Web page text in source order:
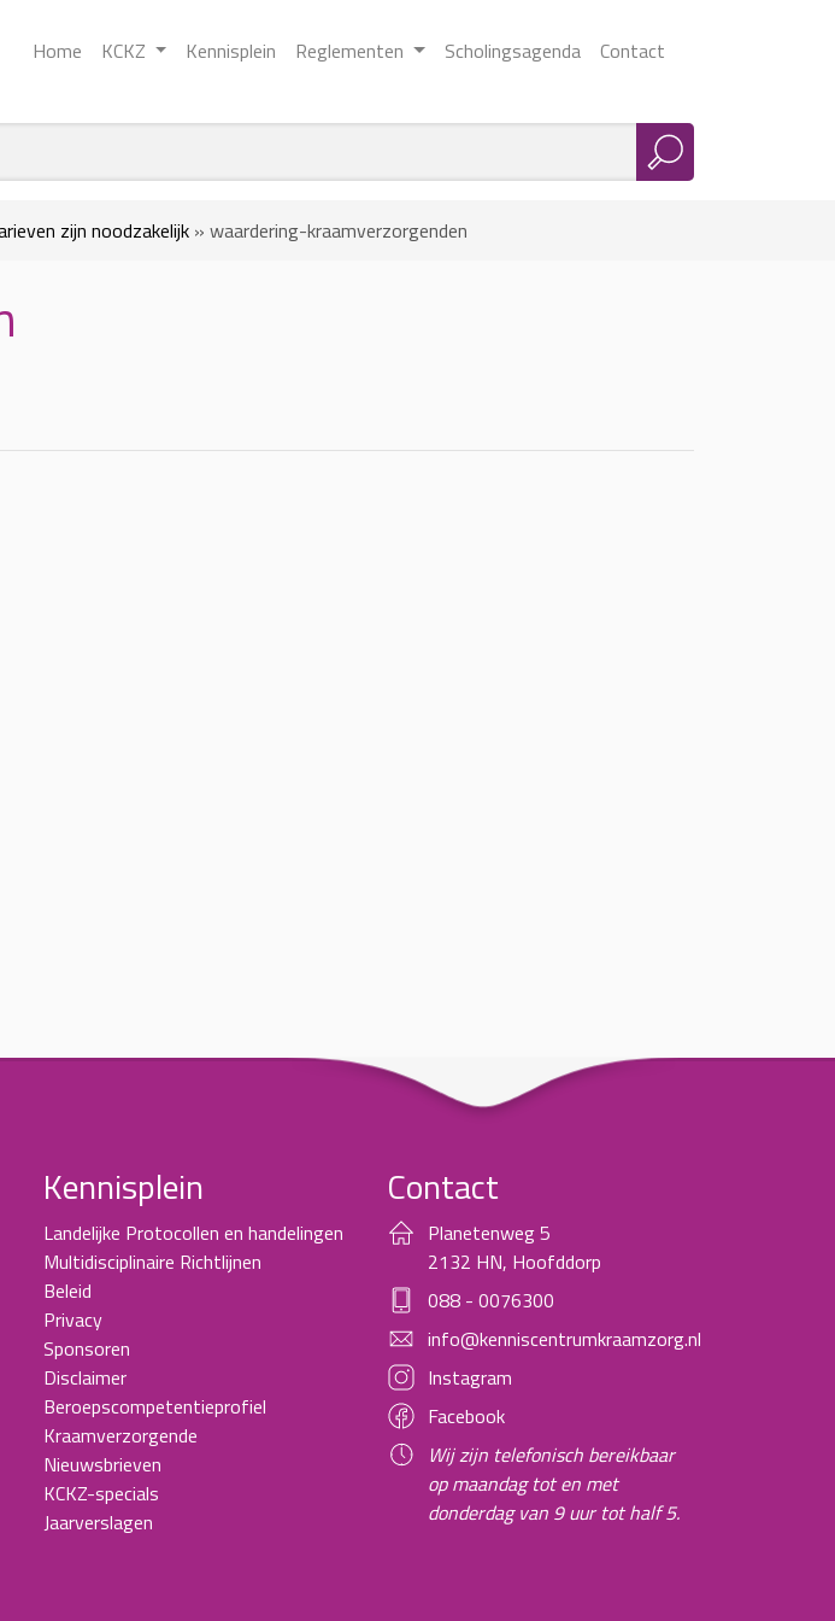
Home KCKZ Kennisplein Reglementen Scholingsagenda Contact
zijn noodzakelijk » waardering-kraamverzorgenden
Kennisplein
Landelijke Protocollen en handelingen
Multidisciplinaire Richtlijnen
Beleid
Privacy
Sponsoren
Disclaimer
Beroepscompetentieprofiel
Kraamverzorgende
Nieuwsbrieven
KCKZ-specials
Jaarverslagen
Contact
Planetenweg 5
2132 HN, Hoofddorp
088 - 0076300
info@kenniscentrumkraamzorg.nl
Instagram
Facebook
Wij zijn telefonisch bereikbaar
op maandag tot en met
donderdag van 9 uur tot half 5.